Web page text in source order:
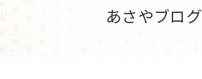
あさやブログ